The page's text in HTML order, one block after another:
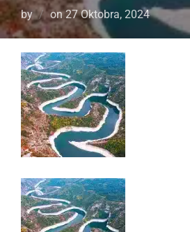
by onPosted
on
27 Oktobra, 2024